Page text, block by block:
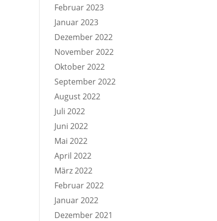
Februar 2023
Januar 2023
Dezember 2022
November 2022
Oktober 2022
September 2022
August 2022
Juli 2022
Juni 2022
Mai 2022
April 2022
März 2022
Februar 2022
Januar 2022
Dezember 2021